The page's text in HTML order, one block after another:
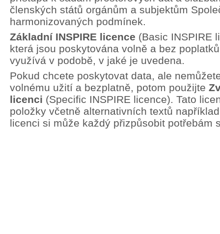
členských států orgánům a subjektům
harmonizovaných podmínek.
Základní INSPIRE licence (Basic INSPIRE
která jsou poskytována volně a bez
využívá v podobě, v jaké je uvedena.
Pokud chcete poskytovat data, ale
volnému užití a bezplatně, potom použijte
licenci (Specific INSPIRE licence). Tato
položky včetně alternativních textů
licenci si může každý přizpůsobit potřebám